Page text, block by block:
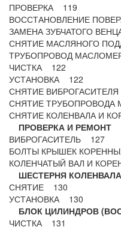
ПРОВЕРКА 119
ВОССТАНОВЛЕНИЕ
ЗАМЕНА ЗУБЧАТОГО
СНЯТИЕ МАСЛЯНОГО
ТРУБОПРОВОД
ЧИСТКА 122
УСТАНОВКА 122
СНЯТИЕ
СНЯТИЕ
СНЯТИЕ КОЛЕНВАЛА И
ПРОВЕРКА И РЕМОНТ
ВИБРОГАСИТЕЛЬ 127
БОЛТЫ КРЫШЕК
КОЛЕНЧАТЫЙ ВАЛ И
ШЕСТЕРНЯ
СНЯТИЕ 130
УСТАНОВКА 130
БЛОК ЦИЛИНДРОВ
ЧИСТКА 131